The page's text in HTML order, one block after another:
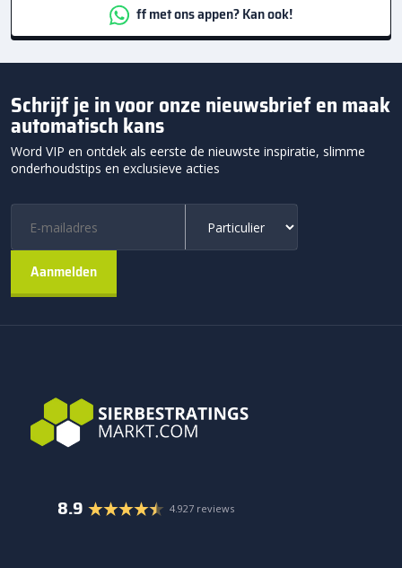
ff met ons appen? Kan ook!
Schrijf je in voor onze nieuwsbrief en maak
automatisch kans
Word VIP en ontdek als eerste de nieuwste inspiratie, slimme
onderhoudstips en exclusieve acties
8.9 4.927 reviews